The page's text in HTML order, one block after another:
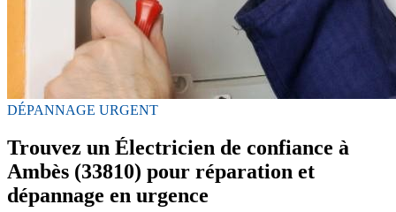
DÉPANNAGE URGENT
Trouvez un Électricien de confiance à
Ambès (33810) pour réparation et
dépannage en urgence